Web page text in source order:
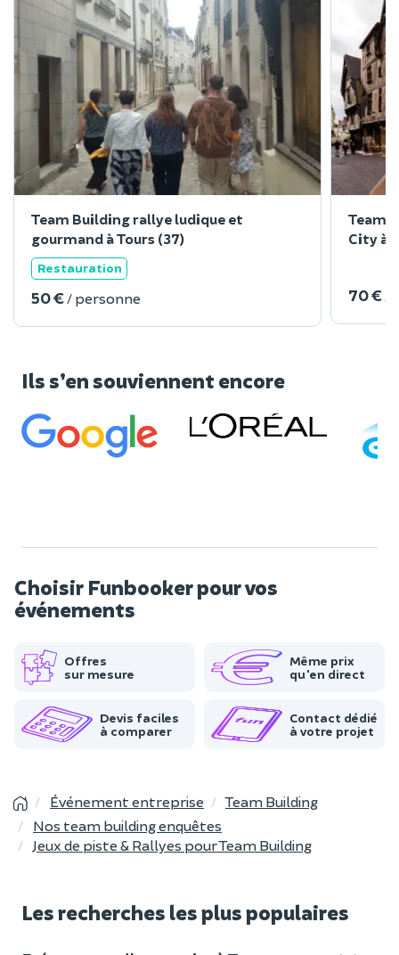
Team Building rallye ludique et
gourmand à Tours (37)
Restauration
50 € / personne
Team
City à
70 €
Ils s’en souviennent encore
Choisir Funbooker pour vos
événements
Offres
sur mesure
Même prix
qu'en direct
Devis faciles
à comparer
Contact dédié
à votre projet
Événement entreprise
Team Building
Nos team building enquêtes
Jeux de piste & Rallyes pour Team Building
Les recherches les plus populaires